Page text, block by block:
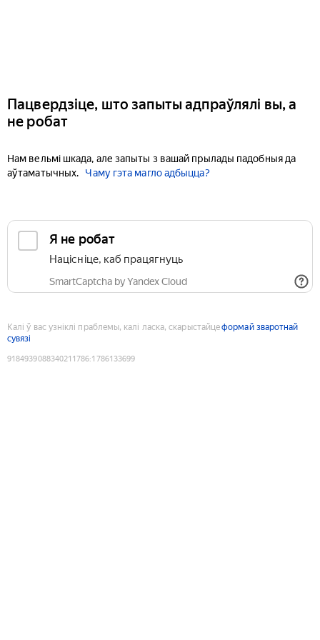
Пацвердзіце, што запыты адпраўлялі вы, а
не робат
Нам вельмі шкада, але запыты з вашай прылады падобныя да
аўтаматычных.
Чаму гэта магло адбыцца?
Я не робат
Націсніце, каб працягнуць
SmartCaptcha by Yandex Cloud
Калі ў вас узніклі праблемы, калі ласка, скарыстайцеформай зваротнай
сувязі
9184939088340211786:1786133699